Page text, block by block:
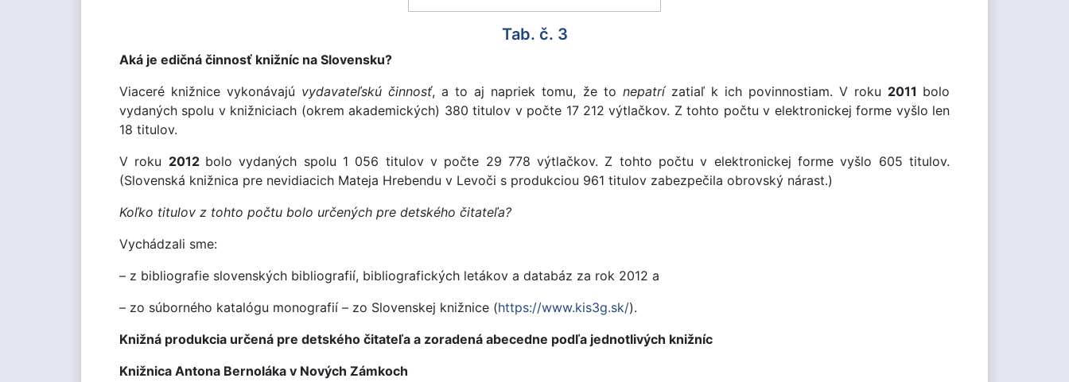
Tab. č. 3
Aká je edičná činnosť knižníc na Slovensku?
Viaceré knižnice vykonávajú vydavateľskú činnosť, a to aj napriek tomu, že to nepatrí zatiaľ k ich povinnostiam. V roku 2011 bolo
vydaných spolu v knižniciach (okrem akademických) 380 titulov v počte 17 212 výtlačkov. Z tohto počtu v elektronickej forme vyšlo len
18 titulov.
V roku 2012 bolo vydaných spolu 1 056 titulov v počte 29 778 výtlačkov. Z tohto počtu v elektronickej forme vyšlo 605 titulov.
(Slovenská knižnica pre nevidiacich Mateja Hrebendu v Levoči s produkciou 961 titulov zabezpečila obrovský nárast.)
Koľko titulov z tohto počtu bolo určených pre detského čitateľa?
Vychádzali sme:
– z bibliografie slovenských bibliografií, bibliografických letákov a databáz za rok 2012 a
– zo súborného katalógu monografií – zo Slovenskej knižnice (https://www.kis3g.sk/).
Knižná produkcia určená pre detského čitateľa a zoradená abecedne podľa jednotlivých knižníc
Knižnica Antona Bernoláka v Nových Zámkoch